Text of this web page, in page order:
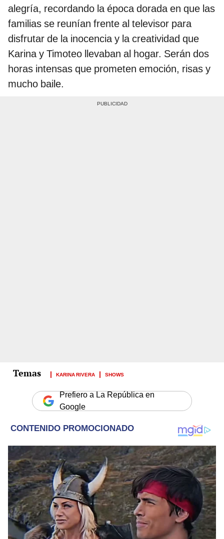
alegría, recordando la época dorada en que las
familias se reunían frente al televisor para
disfrutar de la inocencia y la creatividad que
Karina y Timoteo llevaban al hogar. Serán dos
horas intensas que prometen emoción, risas y
mucho baile.
KARINA RIVERA SHOWS
Prefiero a La República en
Google